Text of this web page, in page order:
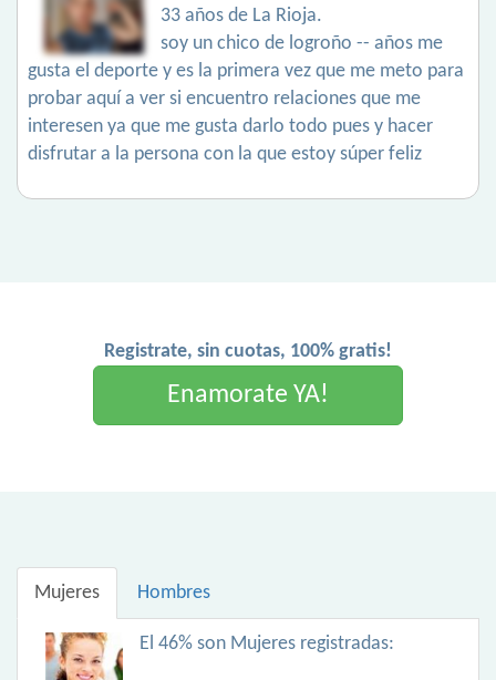
33 años de La Rioja.
soy un chico de logroño -- años me
gusta el deporte y es la primera vez que me meto para
probar aquí a ver si encuentro relaciones que me
interesen ya que me gusta darlo todo pues y hacer
disfrutar a la persona con la que estoy súper feliz
Registrate, sin cuotas, 100% gratis!
Enamorate YA!
Mujeres Hombres
El 46% son Mujeres registradas: